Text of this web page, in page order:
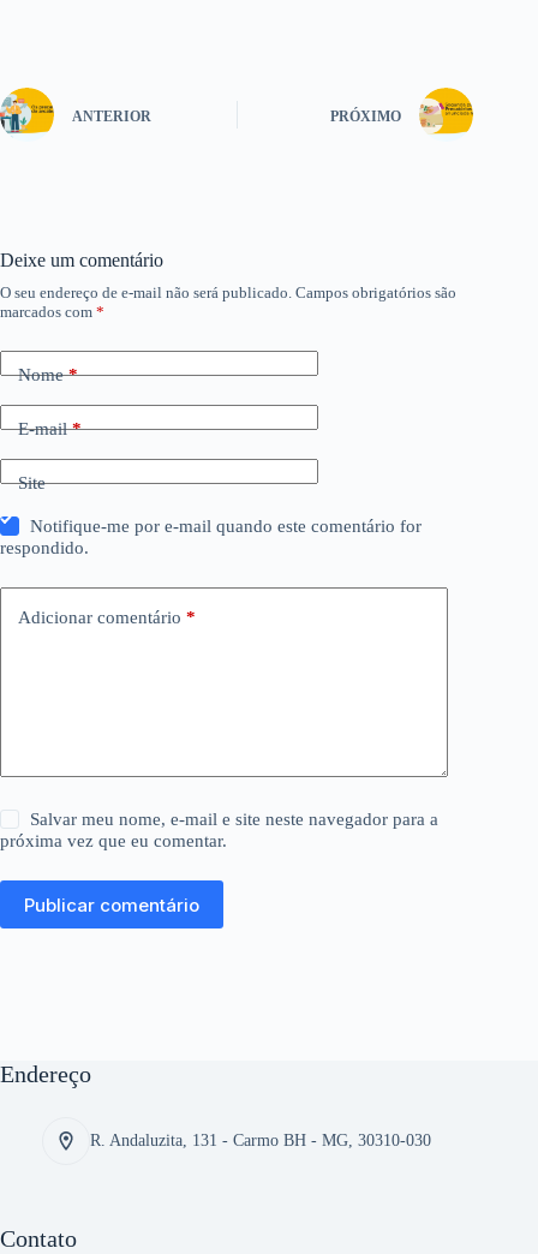
ANTERIOR PRÓXIMO
Deixe um comentário
O seu endereço de e-mail não será publicado. Campos obrigatórios são
marcados com *
Nome*
E-mail*
Site
Notifique-me por e-mail quando este comentário for
respondido.
Adicionar comentário *
Salvar meu nome, e-mail e site neste navegador para a
próxima vez que eu comentar.
Publicar comentário
Endereço
R. Andaluzita, 131 - Carmo BH - MG, 30310-030
Contato